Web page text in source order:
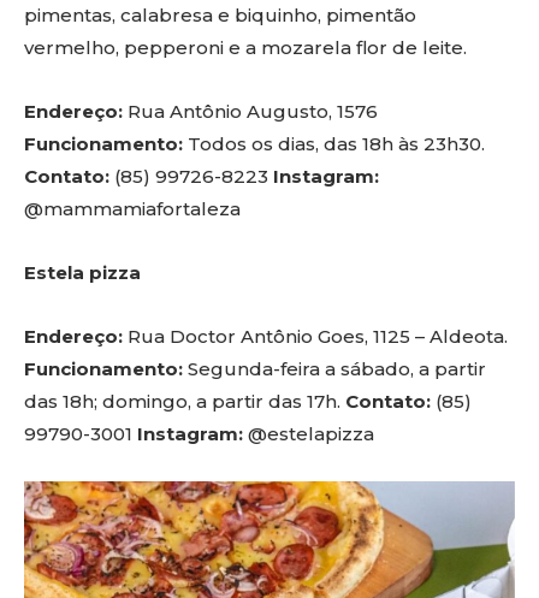
pimentas, calabresa e biquinho, pimentão
vermelho, pepperoni e a mozarela flor de leite.
Endereço: Rua Antônio Augusto, 1576
Funcionamento: Todos os dias, das 18h às 23h30.
Contato: (85) 99726-8223 Instagram:
@mammamiafortaleza
Estela pizza
Endereço: Rua Doctor Antônio Goes, 1125 – Aldeota.
Funcionamento: Segunda-feira a sábado, a partir
das 18h; domingo, a partir das 17h. Contato: (85)
99790-3001 Instagram: @estelapizza